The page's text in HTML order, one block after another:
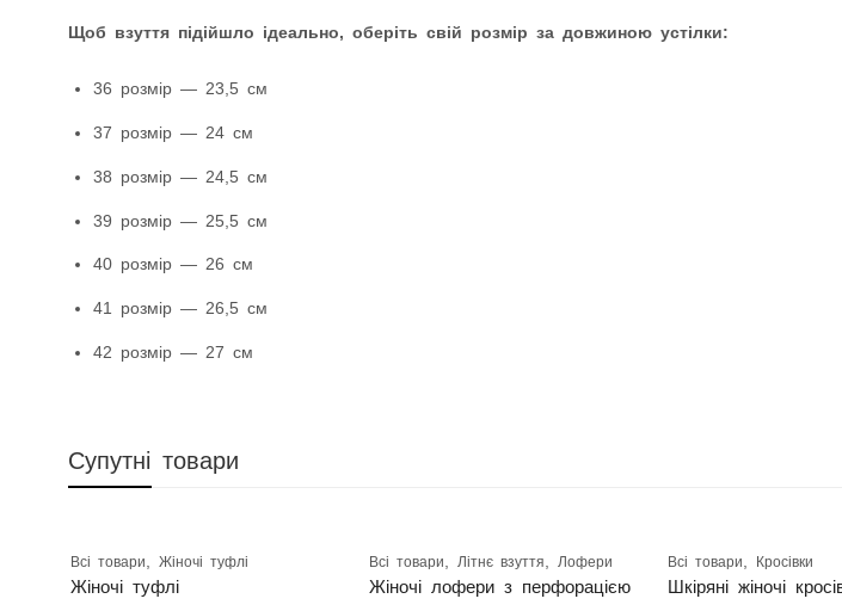
Щоб взуття підійшло ідеально, оберіть свій розмір за довжиною устілки:
36 розмір — 23,5 см
37 розмір — 24 см
38 розмір — 24,5 см
39 розмір — 25,5 см
40 розмір — 26 см
41 розмір — 26,5 см
42 розмір — 27 см
Супутні товари
Всі товари Жіночі туфлі
Жіночі туфлі
Всі товари Літнє взуття Лофери
Жіночі лофери з перфорацією
Всі товари Кросівки